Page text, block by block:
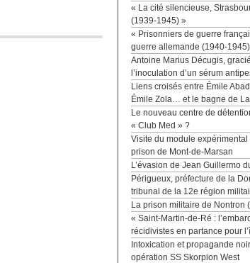
« La cité silencieuse,
(1939-1945) »
« Prisonniers de guerre
guerre allemande (1940-
Antoine Marius Décugis,
l’inoculation d’un sérum
Liens croisés entre Émile
Émile Zola… et le bagne de
Le nouveau centre de
« Club Med » ?
Visite du module
prison de Mont-de-Marsan
L’évasion de Jean Guillermo
Périgueux, préfecture de la
tribunal de la 12e région
La prison militaire de Nontron
« Saint-Martin-de-Ré :
récidivistes en partance pour
Intoxication et propagande
opération SS Skorpion West